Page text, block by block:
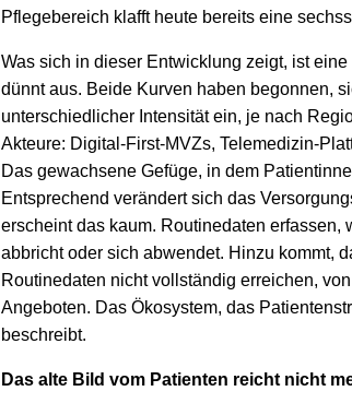
Pflegebereich klafft heute bereits eine
Was sich in dieser Entwicklung zeigt, ist
dünnt aus. Beide Kurven haben begonnen,
unterschiedlicher Intensität ein, je nach
Akteure: Digital-First-MVZs, Telemedizin-
Das gewachsene Gefüge, in dem
Entsprechend verändert sich das
erscheint das kaum. Routinedaten erfassen,
abbricht oder sich abwendet. Hinzu kommt,
Routinedaten nicht vollständig erreichen,
Angeboten. Das Ökosystem, das
beschreibt.
Das alte Bild vom Patienten reicht nicht